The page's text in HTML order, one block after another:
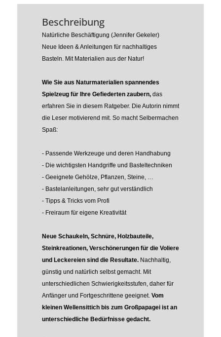
Beschreibung
Natürliche Beschäftigung (Jennifer Gekeler)
Neue Ideen & Anleitungen für nachhaltiges
Basteln. Mit Materialien aus der Natur!
Wie Sie aus Naturmaterialien spannendes
Spielzeug für Ihre Gefiederten zaubern, das
erfahren Sie in diesem Ratgeber. Die Autorin nimmt
die Leser motivierend mit. So macht Selbermachen
Spaß:
- Passende Werkzeuge und deren Handhabung
- Die wichtigsten Handgriffe und Basteltechniken
- Geeignete Gehölze, Pflanzen, Steine, …
- Bastelanleitungen, sehr gut verständlich
- Tipps & Tricks vom Profi
- Freiraum für eigene Kreativität
Neue Schaukeln, Schnüre, Holzbauteile,
Steinkreationen, Verschönerungen für die Voliere
und Leckereien sind die Resultate. Nachhaltig,
günstig und natürlich selbst gemacht. Mit
unterschiedlichen Schwierigkeitsstufen, daher für
Anfänger und Fortgeschrittene geeignet. Vom
kleinen Wellensittich bis zum Großpapagei ist an
unterschiedliche Bedürfnisse gedacht.